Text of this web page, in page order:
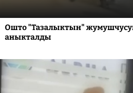
Ошто "Тазалыктын"
аныкталды